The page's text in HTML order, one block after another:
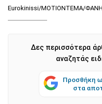
Eurokinissi/ΜΟΤΙΟΝΤΕΜΑ/
Δες περισσότερα
αναζητάς
Προσθήκη
στα